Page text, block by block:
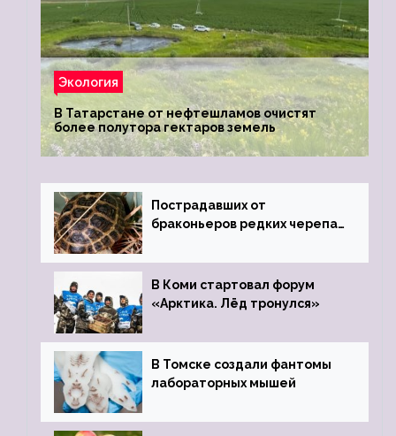
Экология
В Татарстане от нефтешламов очистят
более полутора гектаров земель
Пострадавших от
браконьеров редких черепах
зоопарк
В Коми стартовал форум
«Арктика. Лёд тронулся»
В Томске создали фантомы
лабораторных мышей